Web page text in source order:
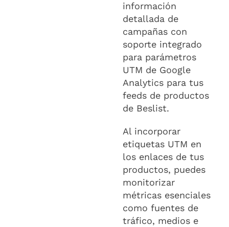
información
detallada de
campañas con
soporte integrado
para parámetros
UTM de Google
Analytics para tus
feeds de productos
de Beslist.
Al incorporar
etiquetas UTM en
los enlaces de tus
productos, puedes
monitorizar
métricas esenciales
como fuentes de
tráfico, medios e